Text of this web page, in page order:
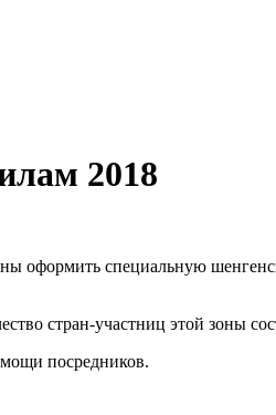
2018
оформить специальную
стран-участниц этой зоны
посредников.